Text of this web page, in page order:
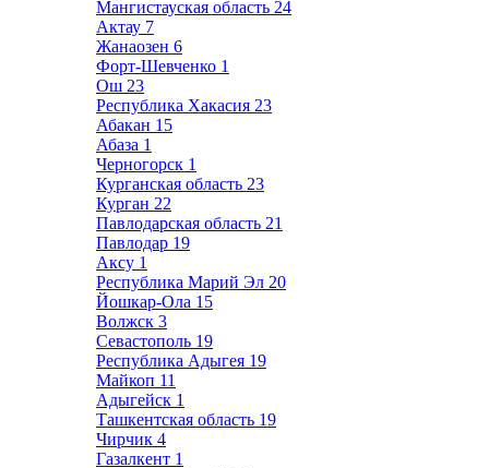
Мангистауская область 24
Актау 7
Жанаозен 6
Форт-Шевченко 1
Ош 23
Республика Хакасия 23
Абакан 15
Абаза 1
Черногорск 1
Курганская область 23
Курган 22
Павлодарская область 21
Павлодар 19
Аксу 1
Республика Марий Эл 20
Йошкар-Ола 15
Волжск 3
Севастополь 19
Республика Адыгея 19
Майкоп 11
Адыгейск 1
Ташкентская область 19
Чирчик 4
Газалкент 1